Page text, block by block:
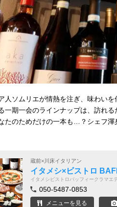
人ソムリエが情熱を注ぎ、味わい
一期一会のラインナップは、訪れ
たのためだけの一本も…？シェフ
蔵前×川床イタリアン
イタメシ×ビストロ
イタメシビストロバッフィークラマエ
050-5487-0853
メニューを見る